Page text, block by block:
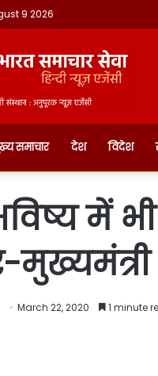
9 2026
समाचार देश विदेश
में
March 22, 2020 1 minute